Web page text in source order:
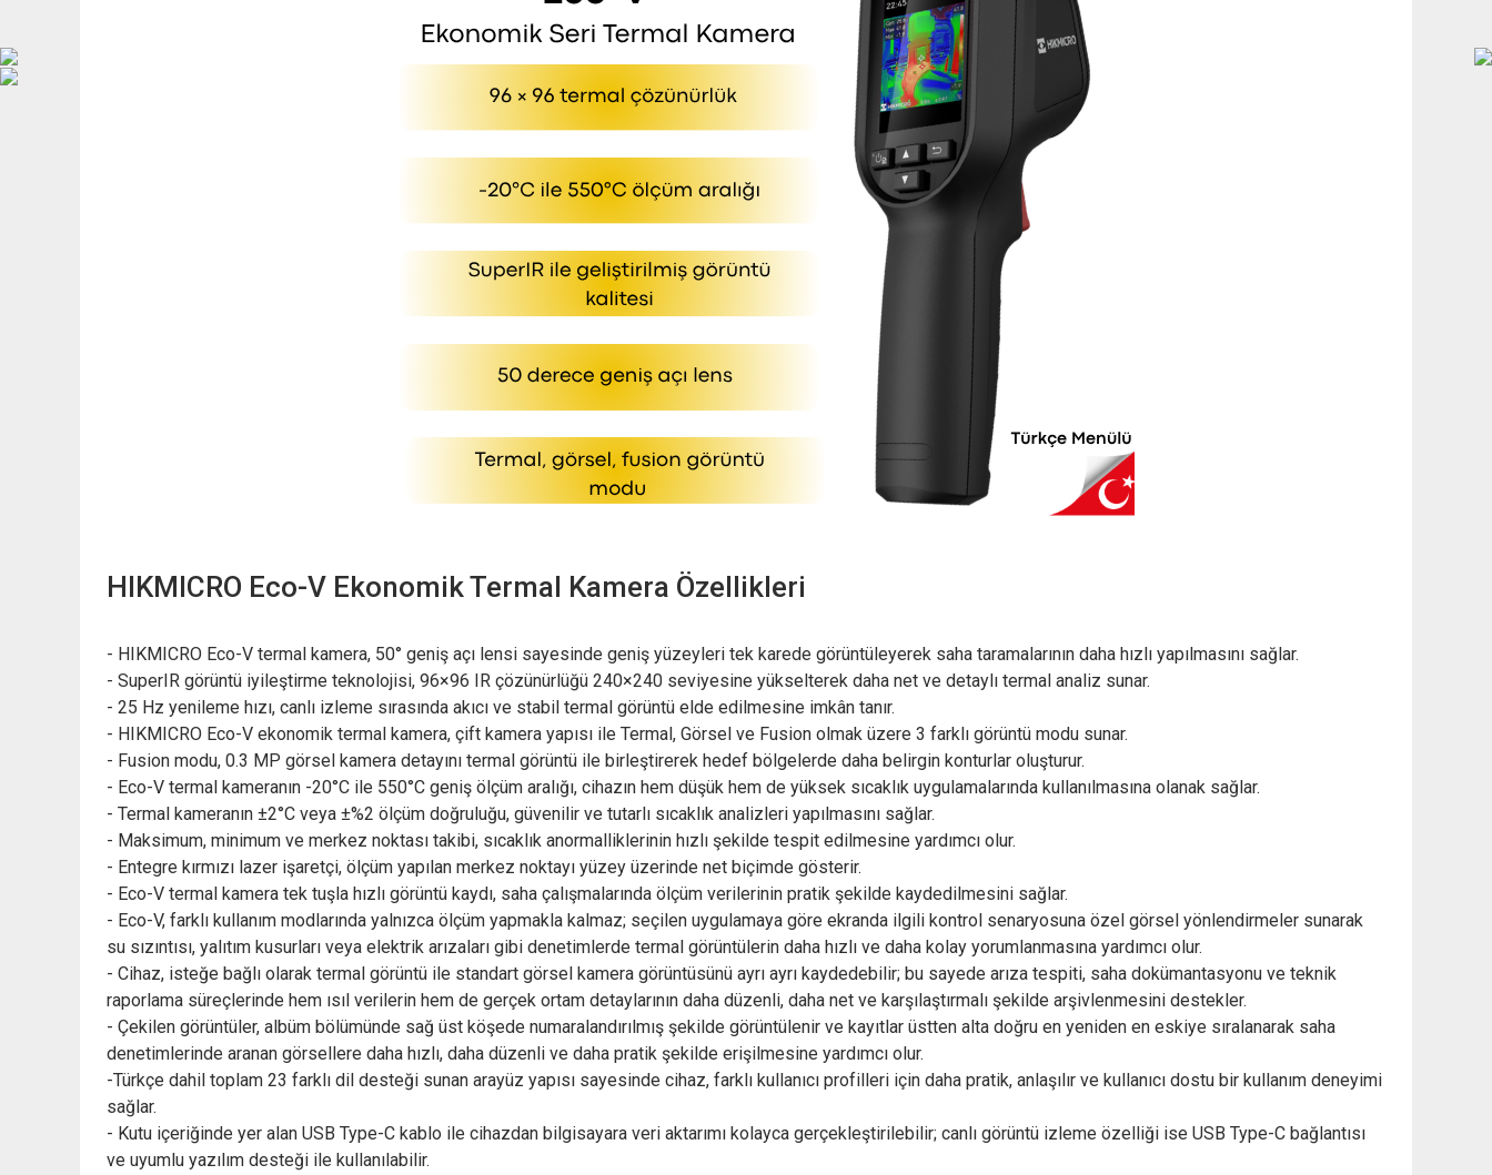
HIKMICRO Eco-V Ekonomik Termal Kamera Özellikleri
- HIKMICRO Eco-V termal kamera, 50° geniş açı lensi sayesinde geniş yüzeyleri tek karede görüntüleyerek saha taramalarının daha hızlı yapılmasını sağlar.
- SuperIR görüntü iyileştirme teknolojisi, 96×96 IR çözünürlüğü 240×240 seviyesine yükselterek daha net ve detaylı termal analiz sunar.
- 25 Hz yenileme hızı, canlı izleme sırasında akıcı ve stabil termal görüntü elde edilmesine imkân tanır.
- HIKMICRO Eco-V ekonomik termal kamera, çift kamera yapısı ile Termal, Görsel ve Fusion olmak üzere 3 farklı görüntü modu sunar.
- Fusion modu, 0.3 MP görsel kamera detayını termal görüntü ile birleştirerek hedef bölgelerde daha belirgin konturlar oluşturur.
- Eco-V termal kameranın -20°C ile 550°C geniş ölçüm aralığı, cihazın hem düşük hem de yüksek sıcaklık uygulamalarında kullanılmasına olanak sağlar.
- Termal kameranın ±2°C veya ±%2 ölçüm doğruluğu, güvenilir ve tutarlı sıcaklık analizleri yapılmasını sağlar.
- Maksimum, minimum ve merkez noktası takibi, sıcaklık anormalliklerinin hızlı şekilde tespit edilmesine yardımcı olur.
- Entegre kırmızı lazer işaretçi, ölçüm yapılan merkez noktayı yüzey üzerinde net biçimde gösterir.
- Eco-V termal kamera tek tuşla hızlı görüntü kaydı, saha çalışmalarında ölçüm verilerinin pratik şekilde kaydedilmesini sağlar.
- Eco-V, farklı kullanım modlarında yalnızca ölçüm yapmakla kalmaz; seçilen uygulamaya göre ekranda ilgili kontrol senaryosuna özel görsel yönlendirmeler sunarak
su sızıntısı, yalıtım kusurları veya elektrik arızaları gibi denetimlerde termal görüntülerin daha hızlı ve daha kolay yorumlanmasına yardımcı olur.
- Cihaz, isteğe bağlı olarak termal görüntü ile standart görsel kamera görüntüsünü ayrı ayrı kaydedebilir; bu sayede arıza tespiti, saha dokümantasyonu ve teknik
raporlama süreçlerinde hem ısıl verilerin hem de gerçek ortam detaylarının daha düzenli, daha net ve karşılaştırmalı şekilde arşivlenmesini destekler.
- Çekilen görüntüler, albüm bölümünde sağ üst köşede numaralandırılmış şekilde görüntülenir ve kayıtlar üstten alta doğru en yeniden en eskiye sıralanarak saha
denetimlerinde aranan görsellere daha hızlı, daha düzenli ve daha pratik şekilde erişilmesine yardımcı olur.
-Türkçe dahil toplam 23 farklı dil desteği sunan arayüz yapısı sayesinde cihaz, farklı kullanıcı profilleri için daha pratik, anlaşılır ve kullanıcı dostu bir kullanım deneyimi
sağlar.
- Kutu içeriğinde yer alan USB Type-C kablo ile cihazdan bilgisayara veri aktarımı kolayca gerçekleştirilebilir; canlı görüntü izleme özelliği ise USB Type-C bağlantısı
ve uyumlu yazılım desteği ile kullanılabilir.